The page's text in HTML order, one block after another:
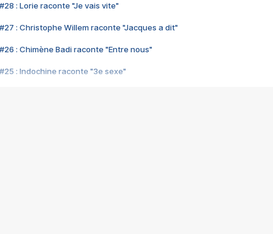
#28 : Lorie raconte "Je vais vite"
#27 : Christophe Willem raconte "Jacques a dit"
#26 : Chimène Badi raconte "Entre nous"
#25 : Indochine raconte "3e sexe"